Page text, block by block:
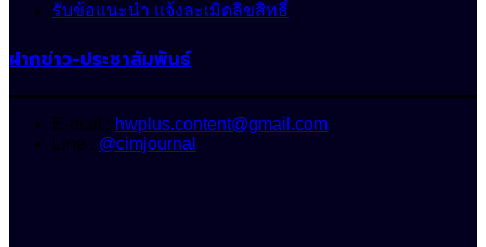
รับข้อแนะนำ แจ้งละเมิดลิขสิทธิ์
ฝากข่าว-ประชาสัมพันธ์
E-mail : hwplus.content@gmail.com
Line : @cimjournal